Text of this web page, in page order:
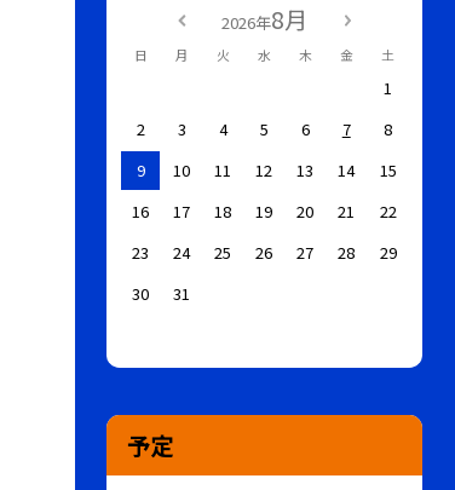
2026年8月
日 月 火 水 木 金 土
1
2
3 4 5 6 7
8
9
10 11 12 13 14
15
16
17 18 19 20 21
22
23
24 25 26 27 28
29
30
31
予定